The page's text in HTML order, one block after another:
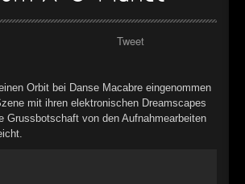
►
Tweet
Orbit bei Danse Macabre eingenommen
mit ihren elektronischen Dreamscapes
Grussbotschaft von den Aufnahmearbeiten